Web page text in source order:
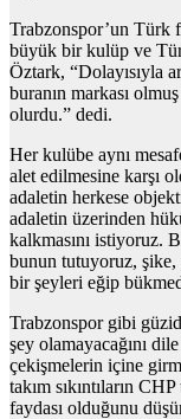
Trabzonspor’un Türk
büyük bir kulüp ve
Öztark, “Dolayısıyla
buranın markası
olurdu.” dedi.
Her kulübe aynı
alet edilmesine karşı
adaletin herkese
adaletin üzerinden
kalkmasını istiyoruz.
bunun tutuyoruz, şike,
bir şeyleri eğip
Trabzonspor gibi
şey olamayacağını
çekişmelerin içine
takım sıkıntıların
faydası olduğunu